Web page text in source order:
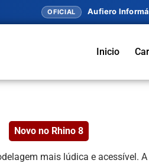
OFICIAL Aufiero
Inicio
Novo no Rhino 8
mais lúdica e